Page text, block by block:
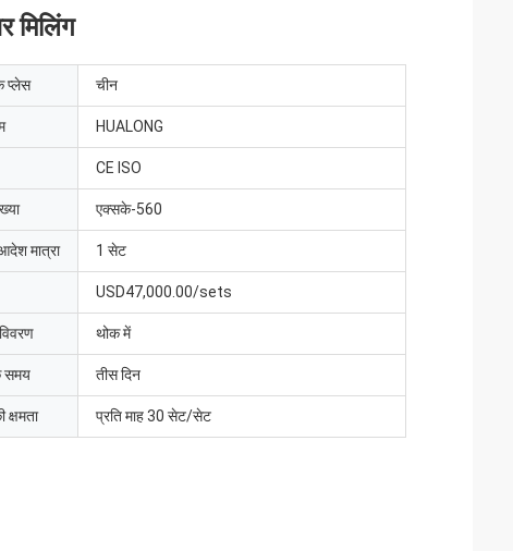
मिलिंग
प्लेस चीन
HUALONG
CE ISO
एक्सके-560
मात्रा 1 सेट
USD47,000.00/sets
थोक में
समय तीस दिन
क्षमता प्रति माह 30 सेट/सेट